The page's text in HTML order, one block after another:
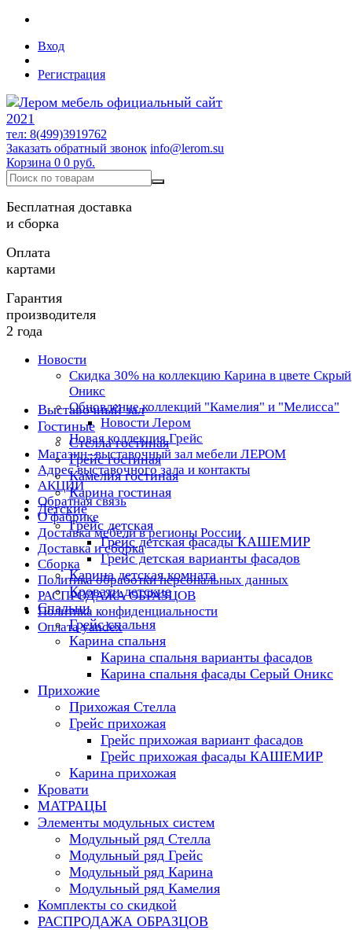
Вход
Регистрация
тел: 8(499)3919762
Заказать обратный звонок info@lerom.su
Корзина 0 0 руб.
Бесплатная доставка
и сборка
Оплата
картами
Гарантия
производителя
2 года
Новости
Скидка 30% на коллекцию Карина в цвете Скрый
Оникс
Обновление коллекций "Камелия" и "Мелисса"
Новости Лером
Новая коллекция Грейс
Магазин- выставочный зал мебели ЛЕРОМ
Адрес выставочного зала и контакты
АКЦИИ
Обратная связь
О фабрике
Доставка мебели в регионы России
Доставка и сборка
Сборка
Политика обработки персональных данных
РАСПРОДАЖА ОБРАЗЦОВ
Политика конфиденциальности
Оплата yandex
Выставочный зал
Гостиные
Стелла гостиная
Грейс гостиная
Камелия гостиная
Карина гостиная
Детские
Грейс детская
Грейс детская фасады КАШЕМИР
Грейс детская варианты фасадов
Карина детская комната
Кровати детские
Спальни
Грейс спальня
Карина спальня
Карина спальня варианты фасадов
Карина спальня фасады Серый Оникс
Прихожие
Прихожая Стелла
Грейс прихожая
Грейс прихожая вариант фасадов
Грейс прихожая фасады КАШЕМИР
Карина прихожая
Кровати
МАТРАЦЫ
Элементы модульных систем
Модульный ряд Стелла
Модульный ряд Грейс
Модульный ряд Карина
Модульный ряд Камелия
Комплекты со скидкой
РАСПРОДАЖА ОБРАЗЦОВ